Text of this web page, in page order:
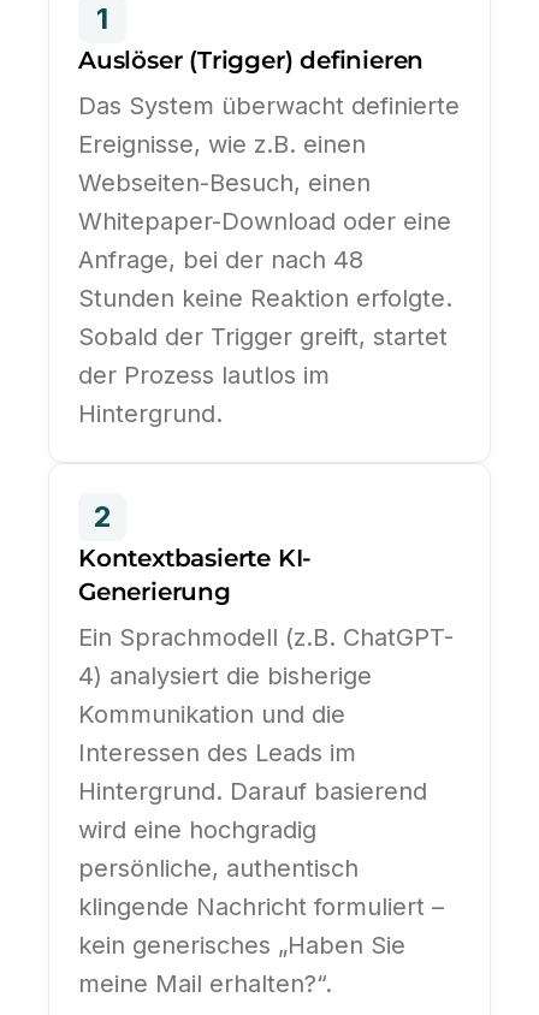
1
Auslöser (Trigger) definieren
Das System überwacht definierte
Ereignisse, wie z.B. einen
Webseiten-Besuch, einen
Whitepaper-Download oder eine
Anfrage, bei der nach 48
Stunden keine Reaktion erfolgte.
Sobald der Trigger greift, startet
der Prozess lautlos im
Hintergrund.
2
Kontextbasierte KI-
Generierung
Ein Sprachmodell (z.B. ChatGPT-
4) analysiert die bisherige
Kommunikation und die
Interessen des Leads im
Hintergrund. Darauf basierend
wird eine hochgradig
persönliche, authentisch
klingende Nachricht formuliert –
kein generisches „Haben Sie
meine Mail erhalten?“.